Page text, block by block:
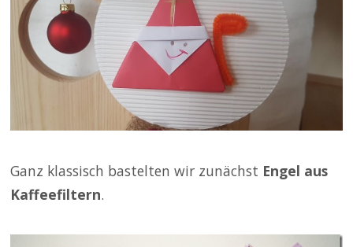
Ganz klassisch bastelten wir zunächst Engel aus
Kaffeefiltern.